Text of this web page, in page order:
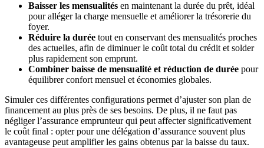
Baisser les mensualités en maintenant la durée du prêt, idéal
pour alléger la charge mensuelle et améliorer la trésorerie du
foyer.
Réduire la durée tout en conservant des mensualités proches
des actuelles, afin de diminuer le coût total du crédit et solder
plus rapidement son emprunt.
Combiner baisse de mensualité et réduction de durée pour
équilibrer confort mensuel et économies globales.
Simuler ces différentes configurations permet d’ajuster son plan de
financement au plus près de ses besoins. De plus, il ne faut pas
négliger l’assurance emprunteur qui peut affecter significativement
le coût final : opter pour une délégation d’assurance souvent plus
avantageuse peut amplifier les gains obtenus par la baisse du taux.